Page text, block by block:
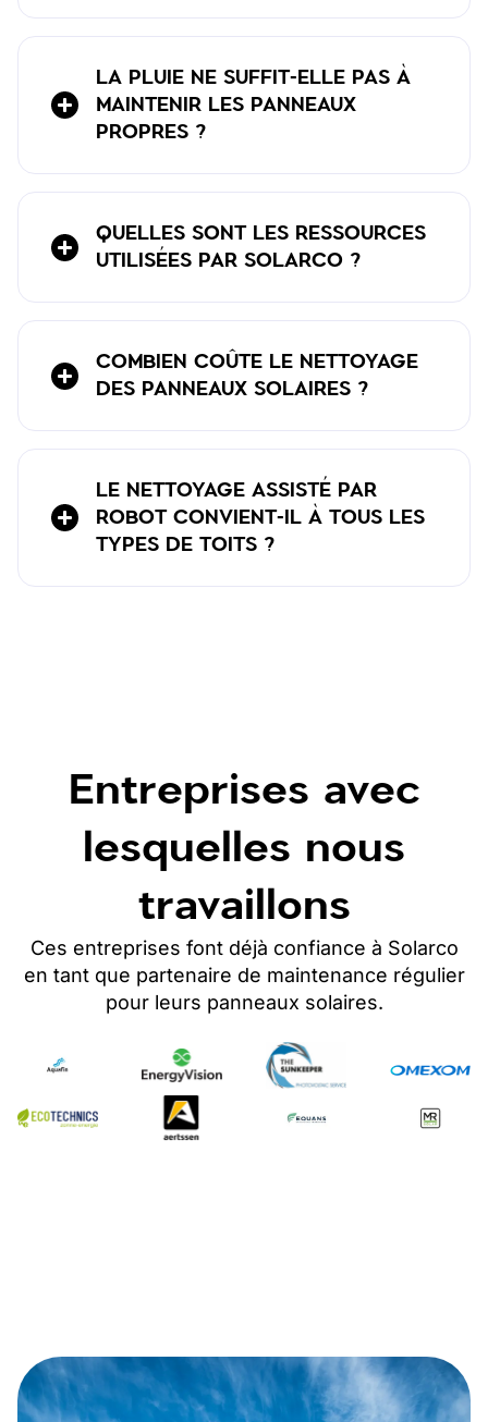
LA PLUIE NE SUFFIT-ELLE PAS À
MAINTENIR LES PANNEAUX
PROPRES ?
QUELLES SONT LES RESSOURCES
UTILISÉES PAR SOLARCO ?
COMBIEN COÛTE LE NETTOYAGE
DES PANNEAUX SOLAIRES ?
LE NETTOYAGE ASSISTÉ PAR
ROBOT CONVIENT-IL À TOUS LES
TYPES DE TOITS ?
Entreprises avec
lesquelles nous
travaillons
Ces entreprises font déjà confiance à Solarco
en tant que partenaire de maintenance régulier
pour leurs panneaux solaires.